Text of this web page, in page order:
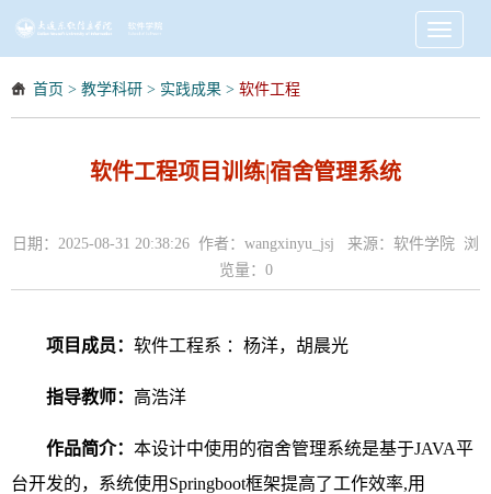
Toggle
首页 > 教学科研 > 实践成果 > 软件工程
软件工程项目训练|宿舍管理系统
日期：2025-08-31 20:38:26 作者：wangxinyu_jsj 来源：软件学院 浏
览量： 0
项目成员： 软件工程系 ：杨洋，胡晨光
指导教师： 高浩洋
作品简介： 本设计中使用的宿舍管理系统是基于JAVA平
台开发的，系统使用Springboot框架提高了工作效率,用